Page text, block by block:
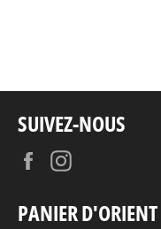
SUIVEZ-NOUS
Facebook
PANIER D'ORIENT